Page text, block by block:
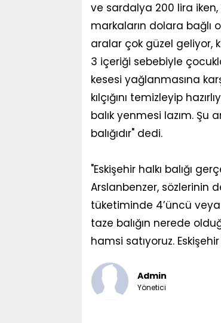
ve sardalya 200 lira
markaların dolara bağlı
aralar çok güzel geliyor,
3 içeriği sebebiyle
kesesi yağlanmasına
kılçığını temizleyip
balık yenmesi lazım. Şu
balığıdır" dedi.
"Eskişehir halkı balığı
Arslanbenzer, sözlerinin
tüketiminde 4’üncü
taze balığın nerede
hamsi satıyoruz.
Admin
Yönetici